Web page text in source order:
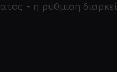
- η ρύθμιση διαρκεί